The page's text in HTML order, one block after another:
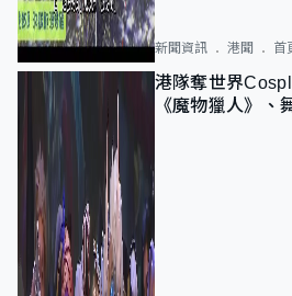
新聞資訊 港聞 首
港隊奪世界
《魔物獵人》